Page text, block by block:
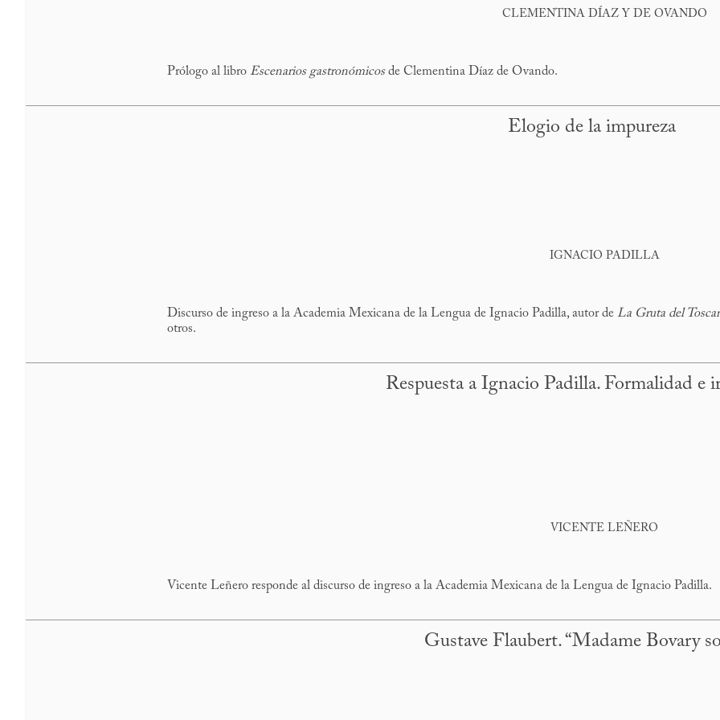
CLEMENTINA DÍAZ Y DE OVANDO
Prólogo al libro Escenarios gastronómicosde Clementina Díaz de Ovando.
Elogio de la impureza
IGNACIO PADILLA
Discurso de ingreso a la Academia Mexicana de la Lengua de Ignacio Padilla, autor de La Gruta del
otros.
Respuesta a Ignacio Padilla. Formalidad e
VICENTE LEÑERO
Vicente Leñero responde al discurso de ingreso a la Academia Mexicana de la Lengua de Ignacio Padilla.
Gustave Flaubert. “Madame Bovary